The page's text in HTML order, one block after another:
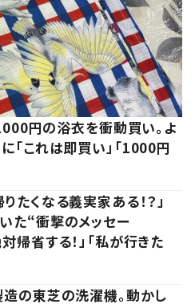
円の浴衣を衝動買い。よ
これは即買い」「1000円
たくなる義実家ある！？」
た“衝撃のメッセー
帰省する！」「私が行きた
の東芝の洗濯機。動かし